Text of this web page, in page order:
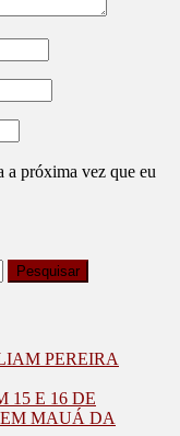
a próxima vez que eu
PEREIRA
15 E 16 DE
MAUÁ DA